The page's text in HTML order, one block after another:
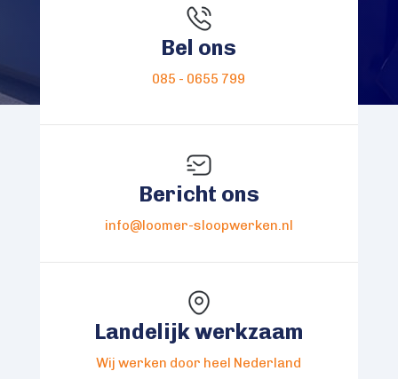
Bel ons
085 - 0655 799
Bericht ons
info@loomer-sloopwerken.nl
Landelijk werkzaam
Wij werken door heel Nederland